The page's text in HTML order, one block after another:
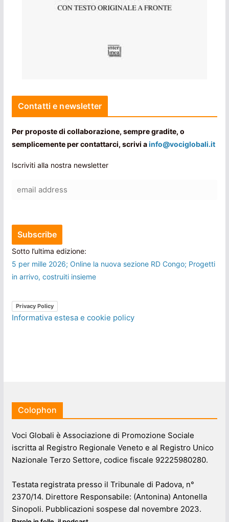
Contatti e newsletter
Per proposte di collaborazione, sempre gradite, o
semplicemente per contattarci, scrivi ainfo@vociglobali.it
Iscriviti alla nostra newsletter
Sotto l’ultima edizione:
5 per mille 2026; Online la nuova sezione RD Congo; Progetti
in arrivo, costruiti insieme
Privacy Policy
Informativa estesa e cookie policy
Colophon
Voci Globali è Associazione di Promozione Sociale
iscritta al Registro Regionale Veneto e al Registro Unico
Nazionale Terzo Settore, codice fiscale 92225980280.
Testata registrata presso il Tribunale di Padova, n°
2370/14. Direttore Responsabile: (Antonina) Antonella
Sinopoli. Pubblicazioni sospese dal novembre 2023.